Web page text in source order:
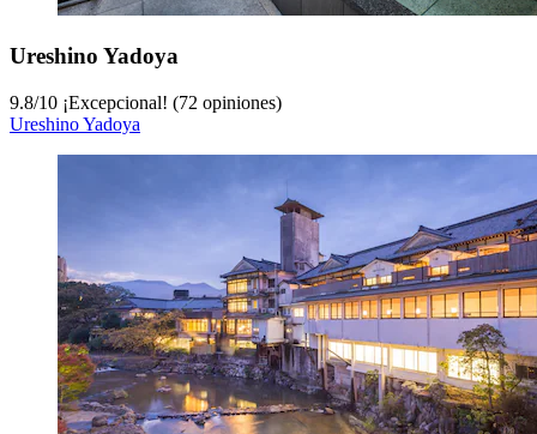
Ureshino Yadoya
9.8/10 ¡Excepcional! (72 opiniones)
Ureshino Yadoya